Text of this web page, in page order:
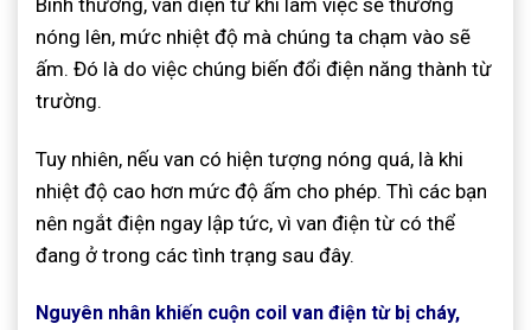
Bình thường, van điện từ khi làm việc sẽ thường
nóng lên, mức nhiệt độ mà chúng ta chạm vào sẽ
ấm. Đó là do việc chúng biến đổi điện năng thành từ
trường.
Tuy nhiên, nếu van có hiện tượng nóng quá, là khi
nhiệt độ cao hơn mức độ ấm cho phép. Thì các bạn
nên ngắt điện ngay lập tức, vì van điện từ có thể
đang ở trong các tình trạng sau đây.
Nguyên nhân khiến cuộn coil van điện từ bị cháy,